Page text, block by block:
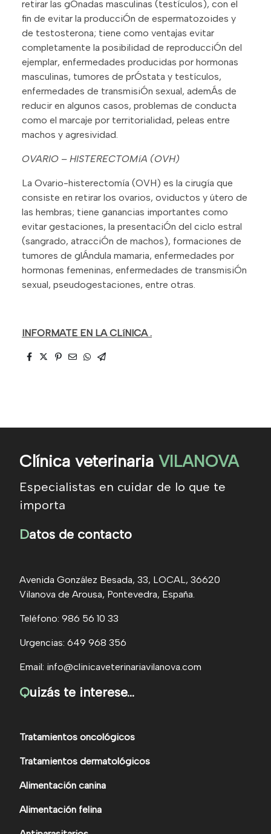
retirar las gÓnadas masculinas (testículos), con el
fin de evitar la producciÓn de espermatozoides y
de testosterona; tiene como ventajas evitar
completamente la posibilidad de reproducciÓn del
ejemplar, enfermedades producidas por hormonas
masculinas, tumores de prÓstata y testículos,
enfermedades de transmisiÓn sexual, ademÁs de
reducir en algunos casos, problemas de conducta
como el marcaje por territorialidad, peleas entre
machos y agresividad.
OVARIO – HISTERECTOMíA (OVH)
La Ovario-histerectomía (OVH) es la cirugía que
consiste en retirar los ovarios, oviductos y útero de
las hembras; tiene ganancias importantes como
evitar gestaciones, la presentaciÓn del ciclo estral
(sangrado, atracciÓn de machos), formaciones de
tumores de glÁndula mamaria, enfermedades por
hormonas femeninas, enfermedades de transmisiÓn
sexual, pseudogestaciones, entre otras.
INFORMATE EN LA CLíNICA .
Clínica veterinaria VILANOVA
Especialistas en cuidar de lo que te
importa
Datos de contacto
Avenida González Besada, 33, LOCAL, 36620
Vilanova de Arousa, Pontevedra, España.
Teléfono: 986 56 10 33
Urgencias: 649 968 356
Email: info@clinicaveterinariavilanova.com
Quizás te interese...
Tratamientos oncológicos
Tratamientos dermatológicos
Alimentación canina
Alimentación felina